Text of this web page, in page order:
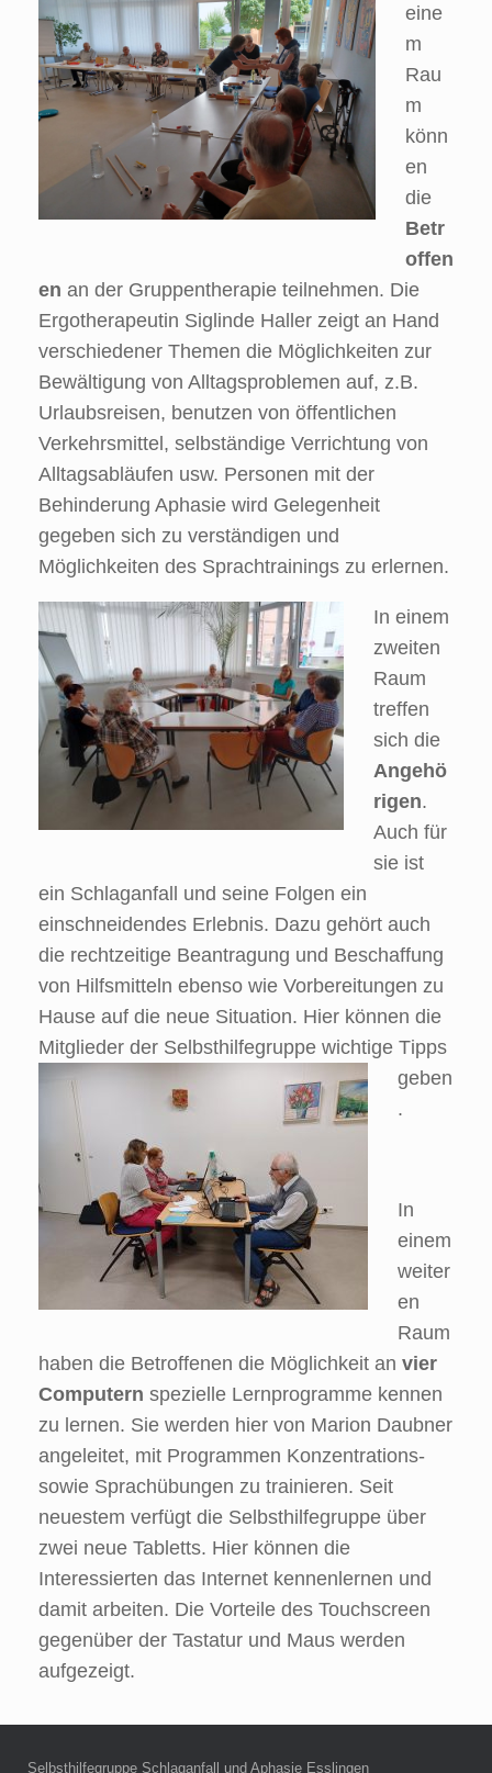
eine
m
Rau
m
könn
en
die
Betr
offen
en an der Gruppentherapie teilnehmen. Die
Ergotherapeutin Siglinde Haller zeigt an Hand
verschiedener Themen die Möglichkeiten zur
Bewältigung von Alltagsproblemen auf, z.B.
Urlaubsreisen, benutzen von öffentlichen
Verkehrsmittel, selbständige Verrichtung von
Alltagsabläufen usw. Personen mit der
Behinderung Aphasie wird Gelegenheit
gegeben sich zu verständigen und
Möglichkeiten des Sprachtrainings zu erlernen.
In einem
zweiten
Raum
treffen
sich die
Angehö
rigen.
Auch für
sie ist
ein Schlaganfall und seine Folgen ein
einschneidendes Erlebnis. Dazu gehört auch
die rechtzeitige Beantragung und Beschaffung
von Hilfsmitteln ebenso wie Vorbereitungen zu
Hause auf die neue Situation. Hier können die
Mitglieder der Selbsthilfegruppe wichtige Tipps
geben
.
In
einem
weiter
en
Raum
haben die Betroffenen die Möglichkeit an vier
Computern spezielle Lernprogramme kennen
zu lernen. Sie werden hier von Marion Daubner
angeleitet, mit Programmen Konzentrations-
sowie Sprachübungen zu trainieren. Seit
neuestem verfügt die Selbsthilfegruppe über
zwei neue Tabletts. Hier können die
Interessierten das Internet kennenlernen und
damit arbeiten. Die Vorteile des Touchscreen
gegenüber der Tastatur und Maus werden
aufgezeigt.
Selbsthilfegruppe Schlaganfall und Aphasie Esslingen